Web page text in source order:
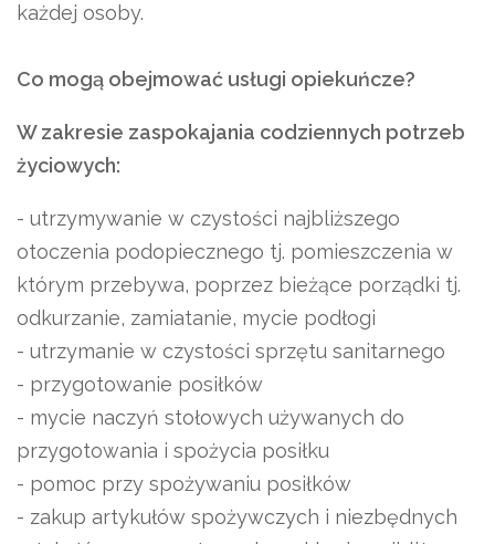
każdej osoby.
Co mogą obejmować usługi opiekuńcze?
W zakresie zaspokajania codziennych potrzeb
życiowych:
- utrzymywanie w czystości najbliższego
otoczenia podopiecznego tj. pomieszczenia w
którym przebywa, poprzez bieżące porządki tj.
odkurzanie, zamiatanie, mycie podłogi
- utrzymanie w czystości sprzętu sanitarnego
- przygotowanie posiłków
- mycie naczyń stołowych używanych do
przygotowania i spożycia posiłku
- pomoc przy spożywaniu posiłków
- zakup artykułów spożywczych i niezbędnych